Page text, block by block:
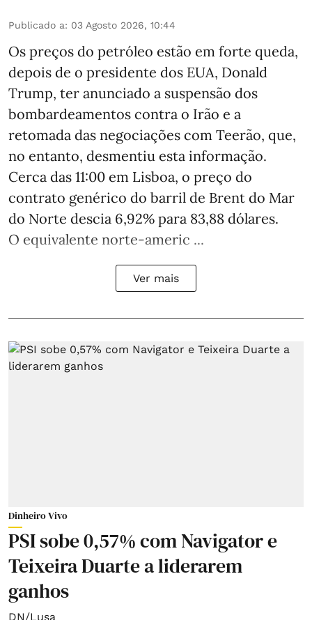
Publicado a: 03 Agosto 2026, 10:44
Os preços do petróleo estão em forte queda,
depois de o presidente dos EUA, Donald
Trump, ter anunciado a suspensão dos
bombardeamentos contra o Irão e a
retomada das negociações com Teerão, que,
no entanto, desmentiu esta informação.
Cerca das 11:00 em Lisboa, o preço do
contrato genérico do barril de Brent do Mar
do Norte descia 6,92% para 83,88 dólares.
O equivalente norte-americ ...
Ver mais
Dinheiro Vivo
PSI sobe 0,57% com Navigator e
Teixeira Duarte a liderarem
ganhos
DN/Lusa